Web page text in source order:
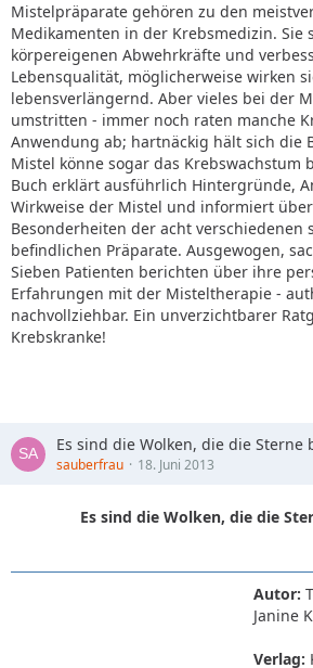
Mistelpräparate gehören zu den
Medikamenten in der Krebsmedizin. Sie
körpereigenen Abwehrkräfte und
Lebensqualität, möglicherweise wirken
lebensverlängernd. Aber vieles bei der
umstritten - immer noch raten manche
Anwendung ab; hartnäckig hält sich die
Mistel könne sogar das Krebswachstum
Buch erklärt ausführlich Hintergründe,
Wirkweise der Mistel und informiert
Besonderheiten der acht verschiedenen
befindlichen Präparate. Ausgewogen,
Sieben Patienten berichten über ihre
Erfahrungen mit der Misteltherapie -
nachvollziehbar. Ein unverzichtbarer
Krebskranke!
Es sind die Wolken, die die Sterne
sauberfrau 18. Juni 2013
Es sind die Wolken, die die
Autor:
Janine
Verlag: